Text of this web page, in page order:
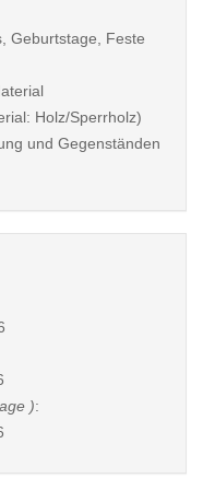
Geburtstage, Feste
Holz/Sperrholz)
und Gegenständen
):